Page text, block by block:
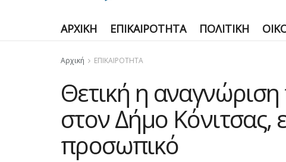
ΑΡΧΙΚΗ ΕΠΙΚΑΙΡΟΤΗΤΑ ΠΟΛΙΤΙΚΗ
Αρχική ΕΠΙΚΑΙΡΟΤΗΤΑ
Θετική η
στον Δήμο Κόνιτσας,
προσωπικό